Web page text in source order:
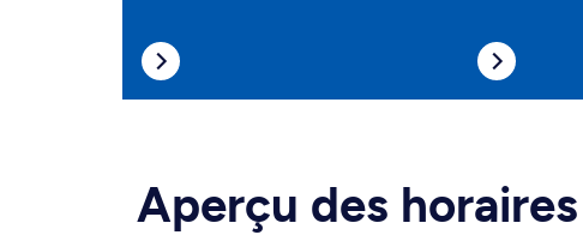
Aperçu des horaires